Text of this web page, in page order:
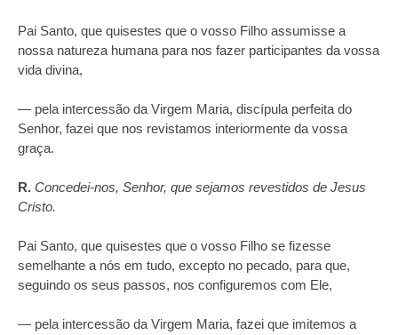
Pai Santo, que quisestes que o vosso Filho assumisse a
nossa natureza humana para nos fazer participantes da vossa
vida divina,
— pela intercessão da Virgem Maria, discípula perfeita do
Senhor, fazei que nos revistamos interiormente da vossa
graça.
R. Concedei‑nos, Senhor, que sejamos revestidos de Jesus
Cristo.
Pai Santo, que quisestes que o vosso Filho se fizesse
semelhante a nós em tudo, excepto no pecado, para que,
seguindo os seus passos, nos configuremos com Ele,
— pela intercessão da Virgem Maria, fazei que imitemos a